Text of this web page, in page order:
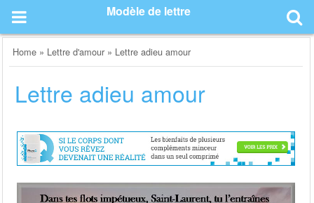
content
Modèle de lettre
Home » Lettre d'amour » Lettre adieu amour
Lettre adieu amour